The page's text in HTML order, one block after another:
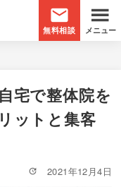
email
無料相談 メニュー
宅で整体院を
ットと集客
2021年12月4日